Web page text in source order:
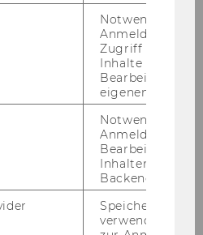
CEC courses are 3
blocked courses
WU (Vienna University of
and Business)
University of
in Bratislava (EUBA)
Notwendig für
Anmeldung und
Zugriff auf
Inhalte oder zur
Bearbeitung des
eigenen Profils.
Notwendig für
Anmeldung und
Bearbeitung von
Inhalten im
Backend.
Speichert die
verwendete